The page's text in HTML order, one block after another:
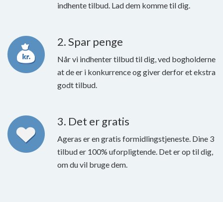
indhente tilbud. Lad dem komme til dig.
2. Spar penge
Når vi indhenter tilbud til dig, ved bogholderne
at de er i konkurrence og giver derfor et ekstra
godt tilbud.
3. Det er gratis
Ageras er en gratis formidlingstjeneste. Dine 3
tilbud er 100% uforpligtende. Det er op til dig,
om du vil bruge dem.